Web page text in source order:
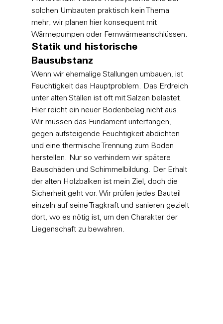
solchen Umbauten praktisch kein Thema
mehr; wir planen hier konsequent mit
Wärmepumpen oder Fernwärmeanschlüssen.
Statik und historische
Bausubstanz
Wenn wir ehemalige Stallungen umbauen, ist
Feuchtigkeit das Hauptproblem. Das Erdreich
unter alten Ställen ist oft mit Salzen belastet.
Hier reicht ein neuer Bodenbelag nicht aus.
Wir müssen das Fundament unterfangen,
gegen aufsteigende Feuchtigkeit abdichten
und eine thermische Trennung zum Boden
herstellen. Nur so verhindern wir spätere
Bauschäden und Schimmelbildung. Der Erhalt
der alten Holzbalken ist mein Ziel, doch die
Sicherheit geht vor. Wir prüfen jedes Bauteil
einzeln auf seine Tragkraft und sanieren gezielt
dort, wo es nötig ist, um den Charakter der
Liegenschaft zu bewahren.